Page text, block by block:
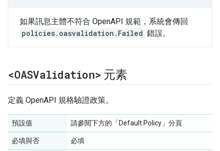
如果訊息主體不符合 OpenAPI 規範，系統會傳回
policies.oasvalidation.Failed 錯誤。
<OASValidation> 元素
定義 OpenAPI 規格驗證政策。
預設值 請參閱下方的「Default Policy」 分頁
必填與否 必填